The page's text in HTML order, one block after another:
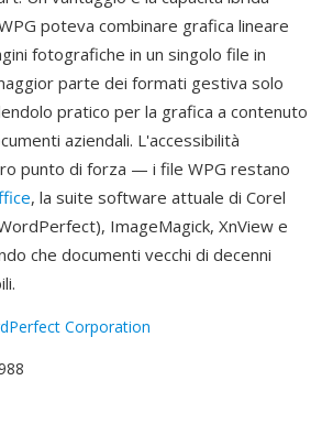
poteva combinare grafica lineare
fotografiche in un singolo file in
parte dei formati gestiva solo
pratico per la grafica a contenuto
aziendali. L'accessibilità
punto di forza — i file WPG restano
, la suite software attuale di Corel
ImageMagick, XnView e
che documenti vecchi di decenni
Corporation